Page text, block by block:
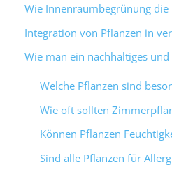
Wie Innenraumbegrünung
Integration von Pflanzen in
Wie man ein nachhaltiges
Welche Pflanzen sind
Wie oft sollten
Können Pflanzen
Sind alle Pflanzen für